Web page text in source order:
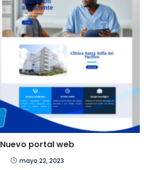
Nuevo portal web
mayo 22, 2023